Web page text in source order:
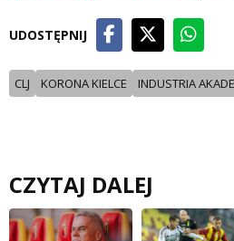
UDOSTĘPNIJ
CLJ KORONA KIELCE INDUSTRIA
CZYTAJ DALEJ